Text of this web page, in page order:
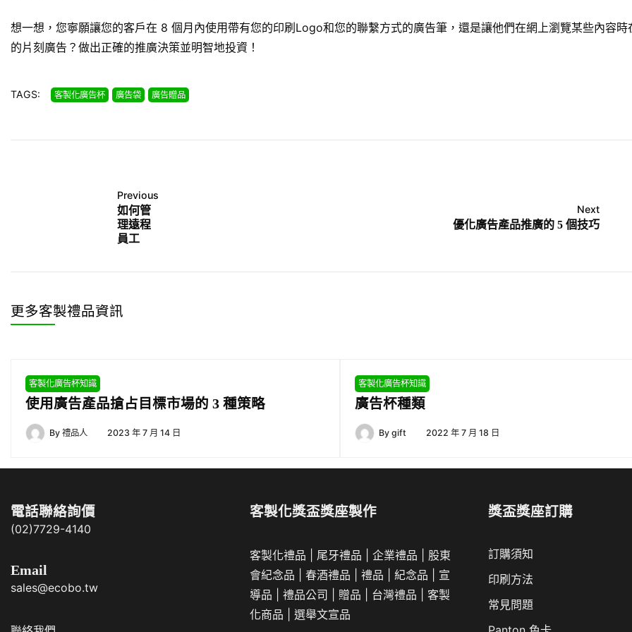
想一想，您寧願讓您的客戶在 8 個月內使用帶有您的印刷Logo和您的聯繫方式的廣告筆 ，還是讓他們在網上瀏覽某些內容
的片刻廣告？做出正確的推廣決策並明智地投資！
TAGS: 客製化廣告杯 廣告袋 廣告贈品
Previous
如何管
理遠程
員工
Next
優化廣告產品推廣的 5 個技巧
更多客製禮品資訊
客製化廣告杯知識
使用廣告產品搶占目標市場的 3 種策略
By 禮品人 2023 年 7 月 14 日
客製化廣告杯知識
廣告杯種類
By gift 2022 年 7 月 18 日
電話聯絡詢價
(02)7729-4140
Email
sales@ecobo.tw
客製化獎盃獎座製作
客製化禮品 尾牙禮品 企業禮品
股東
會紀念品
春酒禮品 禮品 紀念品
宣
導品
禮品公司 贈品 台灣禮品
客製
化商品
選舉文宣品
獎盃獎座訂購
訂購須知
印刷方法
常見問題